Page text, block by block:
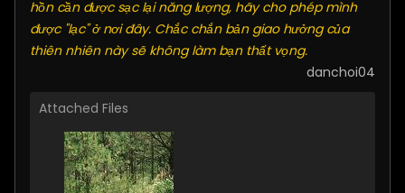
hồn cần được sạc lại năng lượng, hãy cho phép mình
được "lạc" ở nơi đây. Chắc chắn bản giao hưởng của
thiên nhiên này sẽ không làm bạn thất vọng.
danchoi04
Attached Files